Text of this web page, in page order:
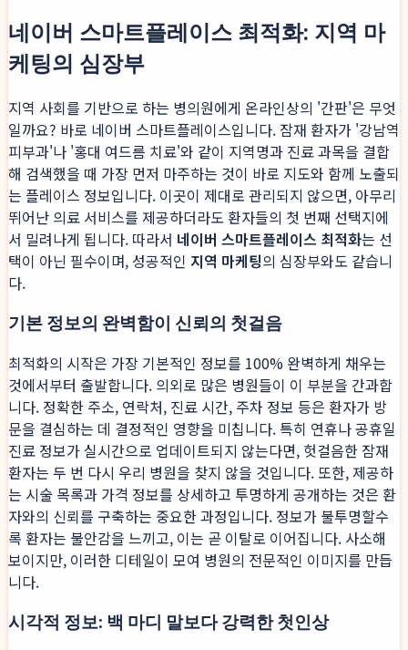
네이버 스마트플레이스 최적화: 지역 마
케팅의 심장부
지역 사회를 기반으로 하는 병의원에게 온라인상의 '간판'은 무엇
일까요? 바로 네이버 스마트플레이스입니다. 잠재 환자가 '강남역
피부과'나 '홍대 여드름 치료'와 같이 지역명과 진료 과목을 결합
해 검색했을 때 가장 먼저 마주하는 것이 바로 지도와 함께 노출되
는 플레이스 정보입니다. 이곳이 제대로 관리되지 않으면, 아무리
뛰어난 의료 서비스를 제공하더라도 환자들의 첫 번째 선택지에
서 밀려나게 됩니다. 따라서 네이버 스마트플레이스 최적화는 선
택이 아닌 필수이며, 성공적인 지역 마케팅의 심장부와도 같습니
다.
기본 정보의 완벽함이 신뢰의 첫걸음
최적화의 시작은 가장 기본적인 정보를 100% 완벽하게 채우는
것에서부터 출발합니다. 의외로 많은 병원들이 이 부분을 간과합
니다. 정확한 주소, 연락처, 진료 시간, 주차 정보 등은 환자가 방
문을 결심하는 데 결정적인 영향을 미칩니다. 특히 연휴나 공휴일
진료 정보가 실시간으로 업데이트되지 않는다면, 헛걸음한 잠재
환자는 두 번 다시 우리 병원을 찾지 않을 것입니다. 또한, 제공하
는 시술 목록과 가격 정보를 상세하고 투명하게 공개하는 것은 환
자와의 신뢰를 구축하는 중요한 과정입니다. 정보가 불투명할수
록 환자는 불안감을 느끼고, 이는 곧 이탈로 이어집니다. 사소해
보이지만, 이러한 디테일이 모여 병원의 전문적인 이미지를 만듭
니다.
시각적 정보: 백 마디 말보다 강력한 첫인상